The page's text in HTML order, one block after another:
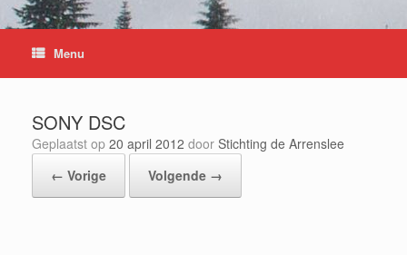
Menu
SONY DSC
Geplaatst op 20 april 2012 door Stichting de Arrenslee
← Vorige
Volgende →